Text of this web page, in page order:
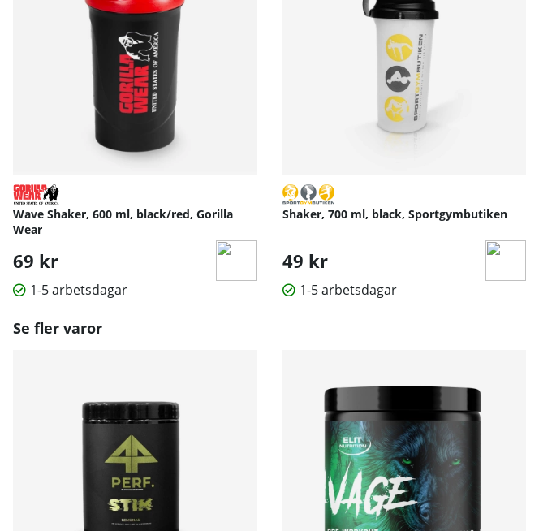
Wave Shaker, 600 ml, black/red, Gorilla
Wear
69 kr
1-5 arbetsdagar
Shaker, 700 ml, black, Sportgymbutiken
49 kr
1-5 arbetsdagar
Se fler varor